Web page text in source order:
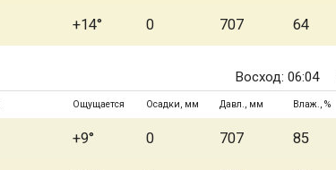
+14° 0 707 64
Восход: 06:04
Ощущается Осадки, мм Давл., мм Влаж., %
+9° 0 707 85